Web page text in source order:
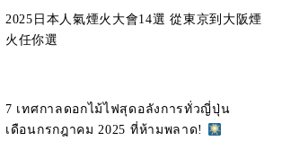
2025日本人氣煙火大會14選 從東京到大阪煙
火任你選
7 เทศกาลดอกไม้ไฟสุดอลังการทั่วญี่ปุ่น
เดือนกรกฎาคม 2025 ที่ห้ามพลาด!